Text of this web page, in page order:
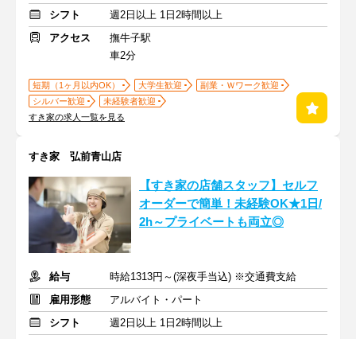
シフト
週2日以上 1日2時間以上
アクセス
撫牛子駅
車2分
短期（1ヶ月以内OK） 大学生歓迎
副業・Ｗワーク歓迎
シルバー歓迎
未経験者歓迎
すき家の求人一覧を見る
すき家 弘前青山店
【すき家の店舗スタッフ】セルフ
オーダーで簡単！未経験OK★1日/
2h～プライベートも両立◎
給与
時給1313円～(深夜手当込) ※交通費支給
雇用形態
アルバイト・パート
シフト
週2日以上 1日2時間以上